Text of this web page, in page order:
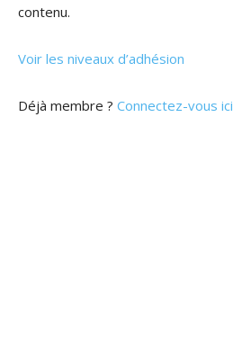
contenu.
Voir les niveaux d’adhésion
Déjà membre ? Connectez-vous ici